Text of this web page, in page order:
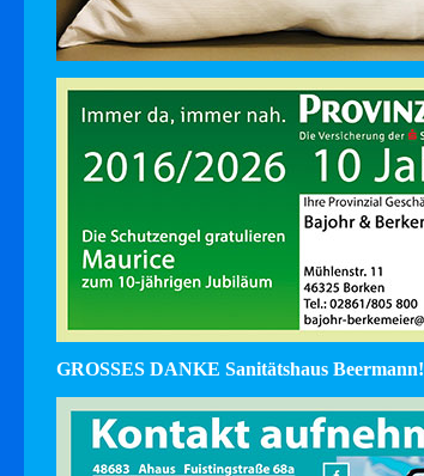
GROSSES DANKE Sanitätshaus Beermann!